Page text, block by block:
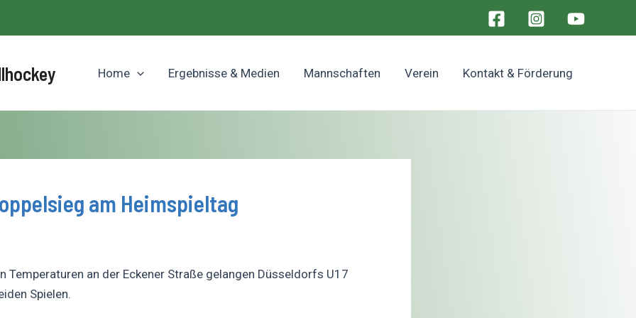
Home Ergebnisse & Medien Mannschaften Verein Kontakt & Förderung
am Heimspieltag
Temperaturen an der Eckener Straße gelangen Düsseldorfs U17
Spielen.